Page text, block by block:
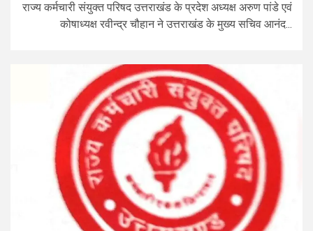
राज्य कर्मचारी संयुक्त परिषद उत्तराखंड के प्रदेश अध्यक्ष अरुण पांडे एवं
कोषाध्यक्ष रवीन्द्र चौहान ने उत्तराखंड के मुख्य सचिव आनंद...